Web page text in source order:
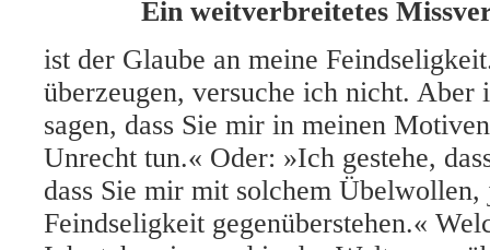
Ein weitverbreitetes
ist der Glaube an meine
überzeugen, versuche ich nicht. Aber
sagen, dass Sie mir in meinen
Unrecht tun.« Oder: »Ich gestehe,
dass Sie mir mit solchem
Feindseligkeit gegenüberstehen.«